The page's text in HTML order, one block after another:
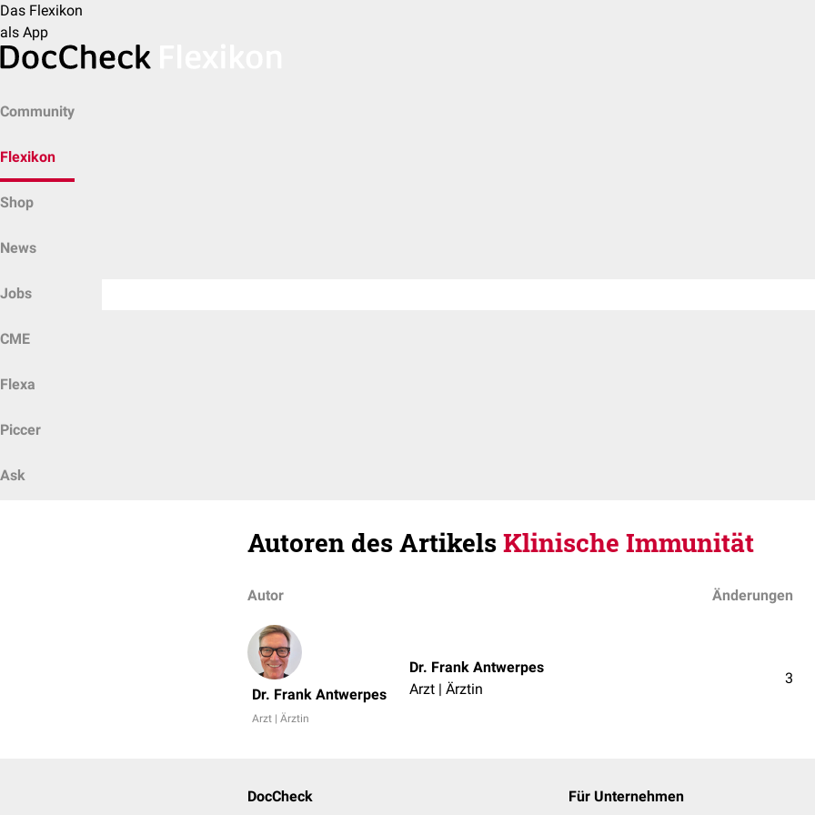
Das Flexikon
als App
Community
Flexikon
Shop
News
Jobs
CME
Flexa
Piccer
Ask
Autoren des ArtikelsKlinische Immunität
Autor Änderungen
Dr. Frank Antwerpes
Arzt | Ärztin
Dr. Frank Antwerpes
Arzt | Ärztin
3
DocCheck Für Unternehmen